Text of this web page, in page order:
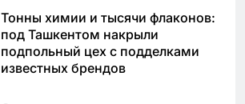
Тонны химии и тысячи флаконов:
под Ташкентом накрыли
подпольный цех с подделками
известных брендов